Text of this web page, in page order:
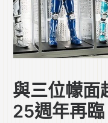
與三位幪面
25週年再臨